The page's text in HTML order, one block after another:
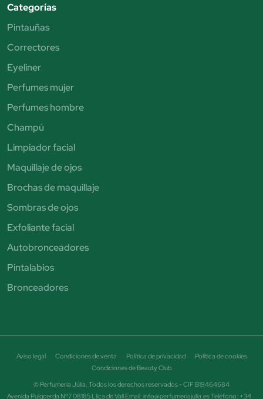
Categorías
Pintauñas
Correctores
Eyeliner
Perfumes mujer
Perfumes hombre
Champú
Limpiador facial
Maquillaje de ojos
Brochas de maquillaje
Sombras de ojos
Exfoliante facial
Autobronceadores
Pintalabios
Bronceadores
© Perfumería Júlia. Todos los derechos reservados - CIF B19464684
Aviso legal Condiciones de venta Política de privacidad
Política de cookies
Condiciones de Beauty Club
Avenida Puigcerda Nº7 08185 Lliça de Vall Email: info@perfumeriajulia.es Teléfono: +34